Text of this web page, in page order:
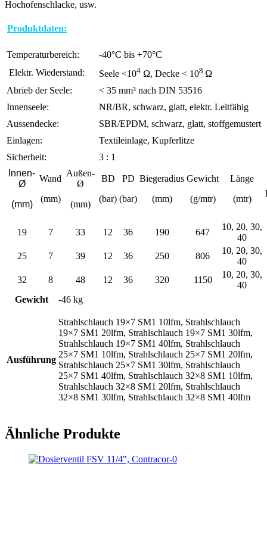
Hochofenschlacke, usw.
Produktdaten:
Temperaturbereich:
-40°C bis +70°C
Elektr. Wiederstand:
Seele <104 Ω, Decke < 108 Ω
Abrieb der Seele:
< 35 mm³ nach DIN 53516
Innenseele:
NR/BR, schwarz, glatt, elektr. Leitfähig
Aussendecke:
SBR/EPDM, schwarz, glatt, stoffgemustert
Einlagen:
Textileinlage, Kupferlitze
Sicherheit:
3 : 1
Innen-
Ø
(mm)
Wand
(mm)
Außen-
Ø
(mm)
BD
(bar)
PD
(bar)
Biegeradius
(mm)
Gewicht
(g/mtr)
Länge
(mtr)
19 7 33 12 36 190 647
10, 20, 30,
40
25
7 39 12 36 250 806
10, 20, 30,
40
32
8 48 12 36 320 1150
10, 20, 30,
40
Gewicht
-46 kg
Ausführung
Strahlschlauch 19×7 SM1 10lfm, Strahlschlauch
19×7 SM1 20lfm, Strahlschlauch 19×7 SM1 30lfm,
Strahlschlauch 19×7 SM1 40lfm, Strahlschlauch
25×7 SM1 10lfm, Strahlschlauch 25×7 SM1 20lfm,
Strahlschlauch 25×7 SM1 30lfm, Strahlschlauch
25×7 SM1 40lfm, Strahlschlauch 32×8 SM1 10lfm,
Strahlschlauch 32×8 SM1 20lfm, Strahlschlauch
32×8 SM1 30lfm, Strahlschlauch 32×8 SM1 40lfm
Ähnliche Produkte